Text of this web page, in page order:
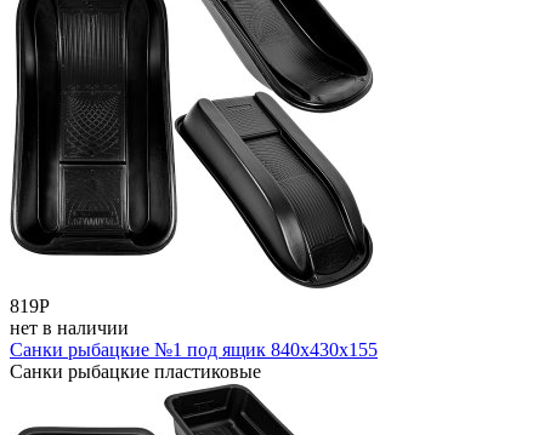
819Р
нет в наличии
Санки рыбацкие №1 под ящик 840x430х155
Санки рыбацкие пластиковые